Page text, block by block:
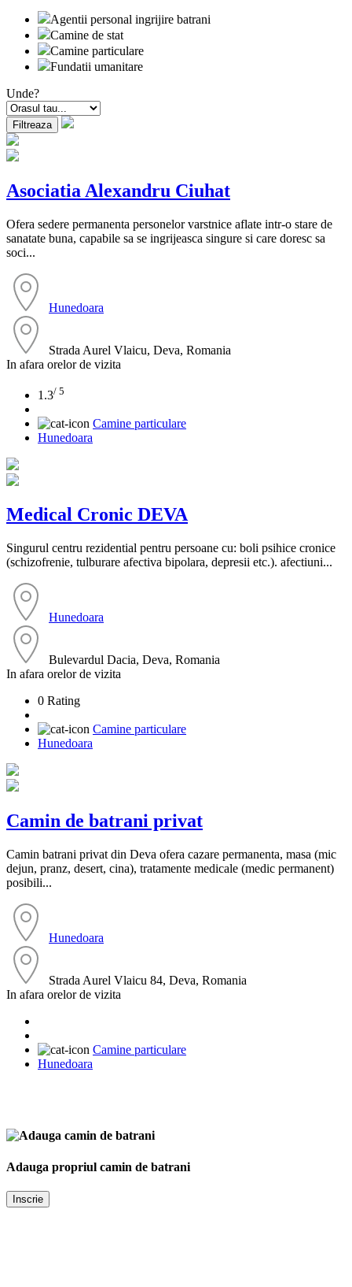
Agentii personal ingrijire batrani
Camine de stat
Camine particulare
Fundatii umanitare
Unde?
Asociatia Alexandru Ciuhat
Ofera sedere permanenta personelor varstnice aflate intr-o stare de
sanatate buna, capabile sa se ingrijeasca singure si care doresc sa
soci...
Hunedoara
Strada Aurel Vlaicu, Deva, Romania
In afara orelor de vizita
1.3/ 5
Camine particulare
Hunedoara
Medical Cronic DEVA
Singurul centru rezidential pentru persoane cu: boli psihice cronice
(schizofrenie, tulburare afectiva bipolara, depresii etc.). afectiuni...
Hunedoara
Bulevardul Dacia, Deva, Romania
In afara orelor de vizita
0 Rating
Camine particulare
Hunedoara
Camin de batrani privat
Camin batrani privat din Deva ofera cazare permanenta, masa (mic
dejun, pranz, desert, cina), tratamente medicale (medic permanent)
posibili...
Hunedoara
Strada Aurel Vlaicu 84, Deva, Romania
In afara orelor de vizita
Camine particulare
Hunedoara
Adauga propriul camin de batrani
Inscrie